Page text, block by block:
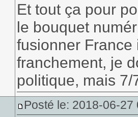
Et tout ça pour
le bouquet
fusionner
franchement, je
politique, mais
Posté le: 2018-06-27